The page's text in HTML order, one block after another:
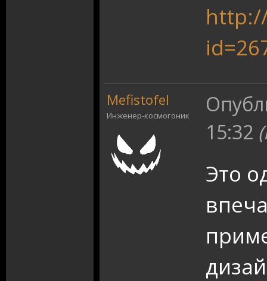
Mefistofel
Инженер‑космогоник
15:32
Это